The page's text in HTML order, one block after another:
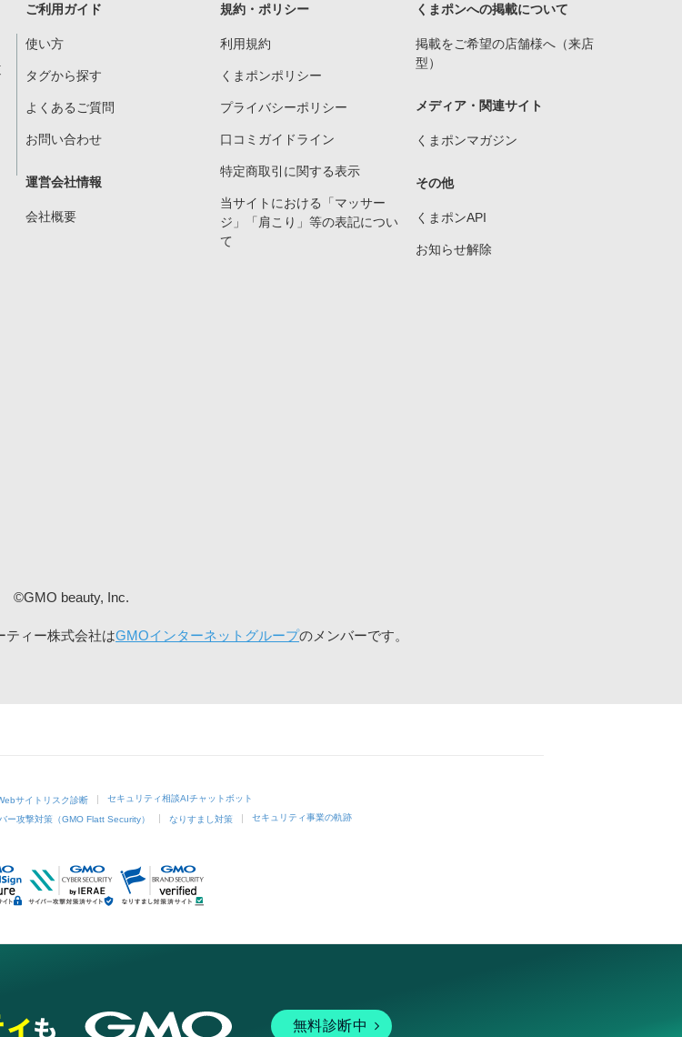
ご利用ガイド
使い方
タグから探す
よくあるご質問
お問い合わせ
運営会社情報
会社概要
規約・ポリシー
利用規約
くまポンポリシー
プライバシーポリシー
口コミガイドライン
特定商取引に関する表示
当サイトにおける「マッサー
ジ」「肩こり」等の表記につい
て
くまポンへの掲載について
掲載をご希望の店舗様へ（来店
型）
メディア・関連サイト
くまポンマガジン
その他
くまポンAPI
お知らせ解除
©GMO beauty, Inc.
ティー株式会社はGMOインターネットグループのメンバーです。
サイトリスク診断 セキュリティ相談AIチャットボット
ー攻撃対策（GMO Flatt Security） なりすまし対策 セキュリティ事業の軌跡
無料診断中